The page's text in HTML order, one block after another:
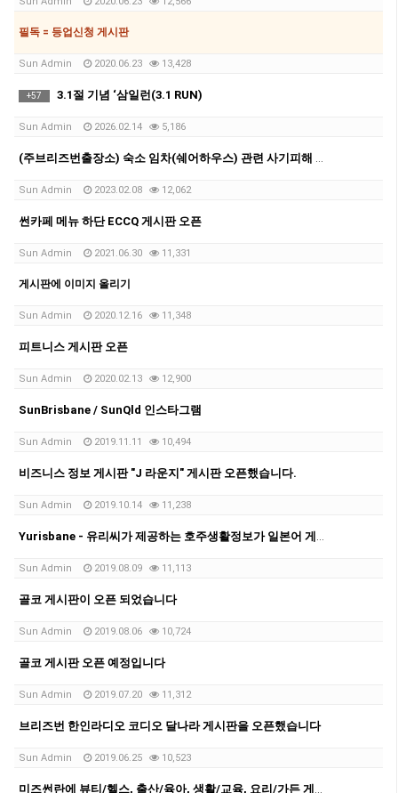
필독 = 등업신청 게시판
Sun Admin 2020.06.23 13,428
+57 3.1절 기념 ‘삼일런(3.1 RUN)
Sun Admin 2026.02.14 5,186
(주브리즈번출장소) 숙소 임차(쉐어하우스) 관련 사기피해 유의 안내문
Sun Admin 2023.02.08 12,062
썬카페 메뉴 하단 ECCQ 게시판 오픈
Sun Admin 2021.06.30 11,331
게시판에 이미지 올리기
Sun Admin 2020.12.16 11,348
피트니스 게시판 오픈
Sun Admin 2020.02.13 12,900
SunBrisbane / SunQld 인스타그램
Sun Admin 2019.11.11 10,494
비즈니스 정보 게시판 "J 라운지" 게시판 오픈했습니다.
Sun Admin 2019.10.14 11,238
Yurisbane - 유리씨가 제공하는 호주생활정보가 일본어 게시판 오픈되었습니다
Sun Admin 2019.08.09 11,113
골코 게시판이 오픈 되었습니다
Sun Admin 2019.08.06 10,724
골코 게시판 오픈 예정입니다
Sun Admin 2019.07.20 11,312
브리즈번 한인라디오 코디오 달나라 게시판을 오픈했습니다
Sun Admin 2019.06.25 10,523
미즈썬란에 뷰티/헬스, 출산/육아, 생활/교육, 요리/가든 게시판 오픈했습니다